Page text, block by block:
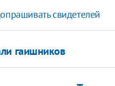
свидетелей
гаишников